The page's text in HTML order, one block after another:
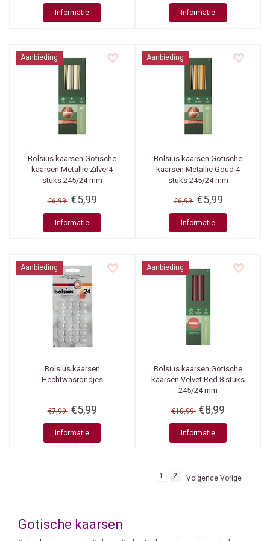
Informatie Informatie
Aanbieding
Bolsius kaarsen Gotische
kaarsen Metallic Zilver4
stuks 245/24 mm
€6,99 €5,99
Informatie
Aanbieding
Bolsius kaarsen Gotische
kaarsen Metallic Goud 4
stuks 245/24 mm
€6,99 €5,99
Informatie
Aanbieding
Bolsius kaarsen
Hechtwasrondjes
€7,99 €5,99
Informatie
Aanbieding
Bolsius kaarsen Gotische
kaarsen Velvet Red 8 stuks
245/24 mm
€10,99 €8,99
Informatie
1 2 Volgende Vorige
Gotische kaarsen